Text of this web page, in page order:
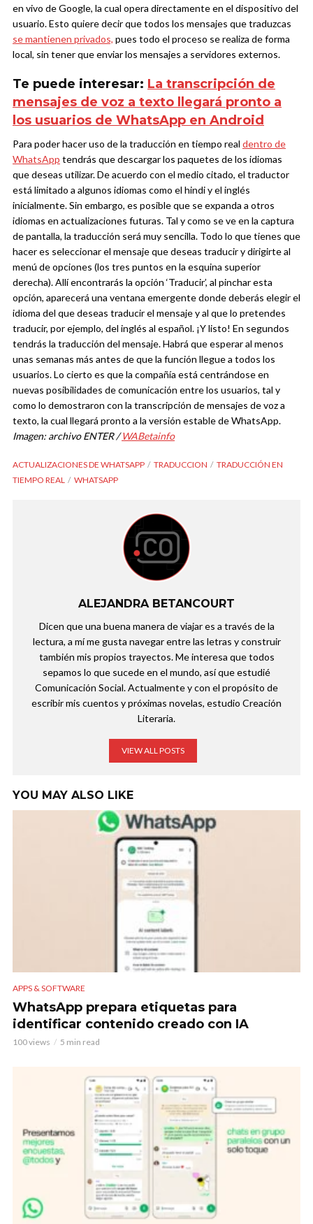
en vivo de Google, la cual opera directamente en el dispositivo del
usuario. Esto quiere decir que todos los mensajes que traduzcas
se mantienen privados, pues todo el proceso se realiza de forma
local, sin tener que enviar los mensajes a servidores externos.
Te puede interesar: La transcripción de
mensajes de voz a texto llegará pronto a
los usuarios de WhatsApp en Android
Para poder hacer uso de la traducción en tiempo real dentro de
WhatsApp tendrás que descargar los paquetes de los idiomas
que deseas utilizar. De acuerdo con el medio citado, el traductor
está limitado a algunos idiomas como el hindi y el inglés
inicialmente. Sin embargo, es posible que se expanda a otros
idiomas en actualizaciones futuras. Tal y como se ve en la captura
de pantalla, la traducción será muy sencilla. Todo lo que tienes que
hacer es seleccionar el mensaje que deseas traducir y dirigirte al
menú de opciones (los tres puntos en la esquina superior
derecha). Allí encontrarás la opción ‘Traducir’, al pinchar esta
opción, aparecerá una ventana emergente donde deberás elegir el
idioma del que deseas traducir el mensaje y al que lo pretendes
traducir, por ejemplo, del inglés al español. ¡Y listo! En segundos
tendrás la traducción del mensaje.Habrá que esperar al menos
unas semanas más antes de que la función llegue a todos los
usuarios. Lo cierto es que la compañía está centrándose en
nuevas posibilidades de comunicación entre los usuarios, tal y
como lo demostraron con la transcripción de mensajes de voz a
texto, la cual llegará pronto a la versión estable de WhatsApp.
Imagen: archivo ENTER /WABetainfo
ACTUALIZACIONES DE WHATSAPP TRADUCCION
TRADUCCIÓN EN
TIEMPO REAL
WHATSAPP
ALEJANDRA BETANCOURT
Dicen que una buena manera de viajar es a través de la
lectura, a mí me gusta navegar entre las letras y construir
también mis propios trayectos. Me interesa que todos
sepamos lo que sucede en el mundo, así que estudié
Comunicación Social. Actualmente y con el propósito de
escribir mis cuentos y próximas novelas, estudio Creación
Literaria.
VIEW ALL POSTS
YOU MAY ALSO LIKE
APPS & SOFTWARE
WhatsApp prepara etiquetas para
identificar contenido creado con IA
100 views 5 min read